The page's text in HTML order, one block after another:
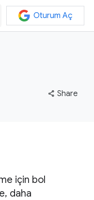
Oturum Aç
share Share
için bol
daha